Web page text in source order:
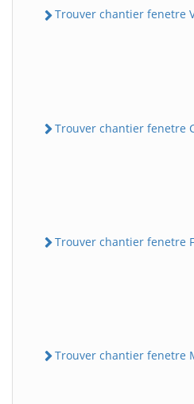
Trouver chantier fenetre
Trouver chantier fenetre
Trouver chantier fenetre
Trouver chantier fenetre